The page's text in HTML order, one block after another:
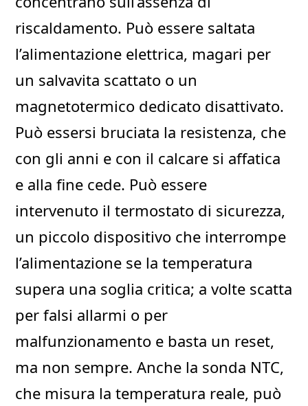
riscaldamento. Può essere saltata
l’alimentazione elettrica, magari per
un salvavita scattato o un
magnetotermico dedicato disattivato.
Può essersi bruciata la resistenza, che
con gli anni e con il calcare si affatica
e alla fine cede. Può essere
intervenuto il termostato di sicurezza,
un piccolo dispositivo che interrompe
l’alimentazione se la temperatura
supera una soglia critica; a volte scatta
per falsi allarmi o per
malfunzionamento e basta un reset,
ma non sempre. Anche la sonda NTC,
che misura la temperatura reale, può